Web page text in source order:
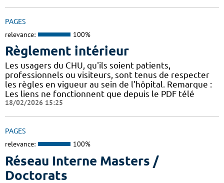
PAGES
relevance: 100%
Règlement intérieur
Les usagers du CHU, qu'ils soient patients,
professionnels ou visiteurs, sont tenus de respecter
les règles en vigueur au sein de l'hôpital. Remarque :
Les liens ne fonctionnent que depuis le PDF télé
18/02/2026 15:25
PAGES
relevance: 100%
Réseau Interne Masters /
Doctorats